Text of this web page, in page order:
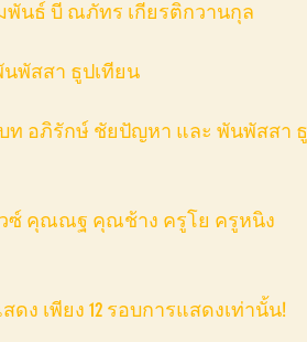
พันธ์ บี ณภัทร เกียรติกวานกุล
พัสสา ธูปเทียน
ท อภิรักษ์ ชัยปัญหา และ พันพัสสา
ซ์ คุณณฐ คุณช้าง ครูโย ครูหนิง
ดง เพียง 12 รอบการแสดงเท่านั้น!